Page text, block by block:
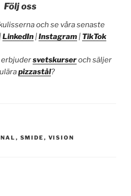
Följ oss
och se våra senaste
|LinkedIn |Instagram | TikTok
erbjudersvetskurseroch säljer
pizzastål?
, SMIDE , VISION